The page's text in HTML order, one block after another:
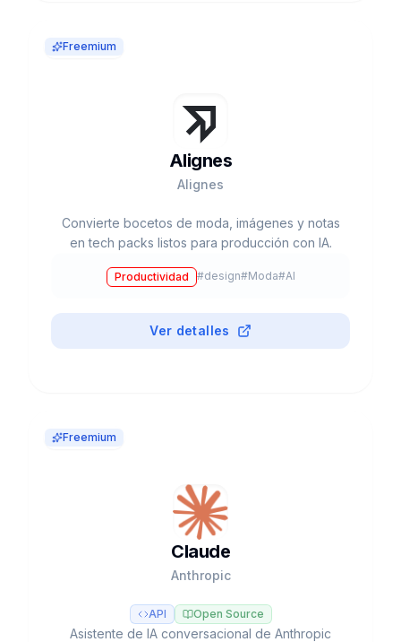
Freemium
Alignes
Alignes
Convierte bocetos de moda, imágenes y notas
en tech packs listos para producción con IA.
Productividad #design#Moda#AI
Ver detalles
Freemium
Claude
Anthropic
API Open Source
Asistente de IA conversacional de Anthropic